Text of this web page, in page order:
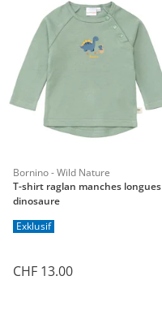
Bornino - Wild Nature
T-shirt raglan manches longues
dinosaure
Exklusif
CHF 13.00